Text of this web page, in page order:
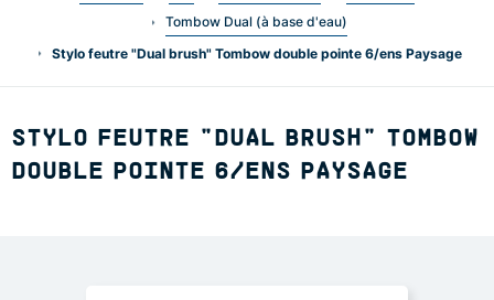
Tombow Dual (à base d'eau)
Stylo feutre "Dual brush" Tombow double pointe 6/ens Paysage
STYLO FEUTRE "DUAL BRUSH" TOMBOW
DOUBLE POINTE 6/ENS PAYSAGE